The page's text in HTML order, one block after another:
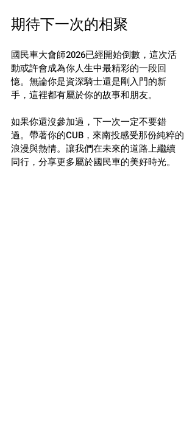
期待下一次的相聚
國民車大會師2026已經開始倒數，這次活
動或許會成為你人生中最精彩的一段回
憶。無論你是資深騎士還是剛入門的新
手，這裡都有屬於你的故事和朋友。
如果你還沒參加過，下一次一定不要錯
過。帶著你的CUB，來南投感受那份純粹的
浪漫與熱情。讓我們在未來的道路上繼續
同行，分享更多屬於國民車的美好時光。